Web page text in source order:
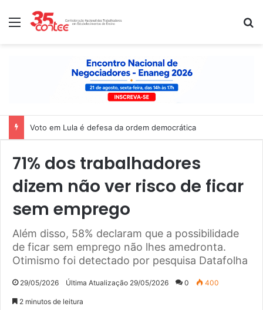
Menu
Voto em Lula é defesa da ordem democrática
71% dos trabalhadores
dizem não ver risco de ficar
sem emprego
Além disso, 58% declaram que a possibilidade
de ficar sem emprego não lhes amedronta.
Otimismo foi detectado por pesquisa Datafolha
29/05/2026 Última Atualização 29/05/2026 0 400
2 minutos de leitura